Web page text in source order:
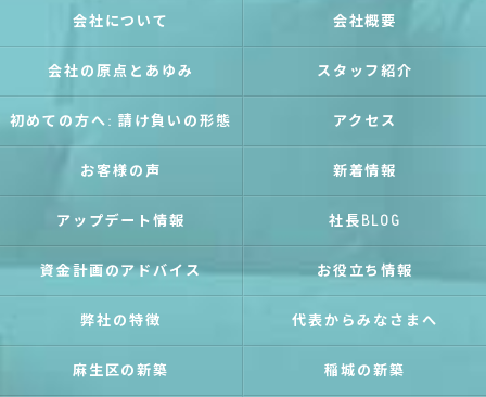
会社について 会社概要
会社の原点とあゆみ スタッフ紹介
初めての方へ: 請け負いの形態 アクセス
お客様の声 新着情報
アップデート情報 社長BLOG
資金計画のアドバイス お役立ち情報
弊社の特徴 代表からみなさまへ
麻生区の新築 稲城の新築